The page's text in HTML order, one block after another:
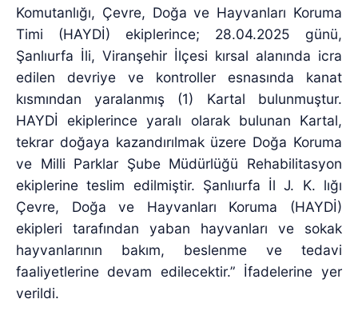
Komutanlığı, Çevre, Doğa ve Hayvanları Koruma
Timi (HAYDİ) ekiplerince; 28.04.2025 günü,
Şanlıurfa İli, Viranşehir İlçesi kırsal alanında icra
edilen devriye ve kontroller esnasında kanat
kısmından yaralanmış (1) Kartal bulunmuştur.
HAYDİ ekiplerince yaralı olarak bulunan Kartal,
tekrar doğaya kazandırılmak üzere Doğa Koruma
ve Milli Parklar Şube Müdürlüğü Rehabilitasyon
ekiplerine teslim edilmiştir. Şanlıurfa İl J. K. lığı
Çevre, Doğa ve Hayvanları Koruma (HAYDİ)
ekipleri tarafından yaban hayvanları ve sokak
hayvanlarının bakım, beslenme ve tedavi
faaliyetlerine devam edilecektir.” İfadelerine yer
verildi.